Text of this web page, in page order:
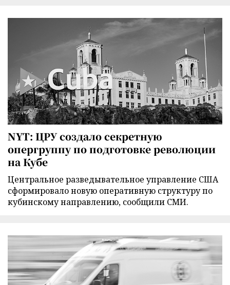
NYT: ЦРУ создало секретную
опергруппу по подготовке революции
на Кубе
Центральное разведывательное управление США
сформировало новую оперативную структуру по
кубинскому направлению, сообщили СМИ.